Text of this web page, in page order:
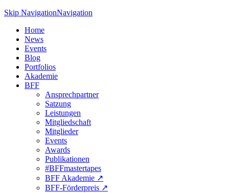
Skip NavigationNavigation
Home
News
Events
Blog
Portfolios
Akademie
BFF
Ansprechpartner
Satzung
Leistungen
Mitgliedschaft
Mitglieder
Events
Awards
Publikationen
#BFFmastertapes
BFF Akademie ↗︎
BFF-Förderpreis ↗︎